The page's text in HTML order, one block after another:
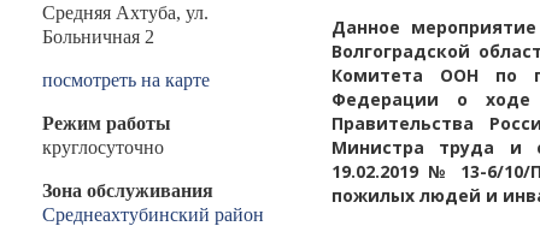
Средняя Ахтуба, ул.
Больничная 2
посмотреть на карте
Режим работы
круглосуточно
Зона обслуживания
Среднеахтубинский район
Данное
Волгоградской
Комитета ООН по
Федерации о ходе
Правительства
Министра труда и
19.02.2019 № 13-6/
пожилых людей и